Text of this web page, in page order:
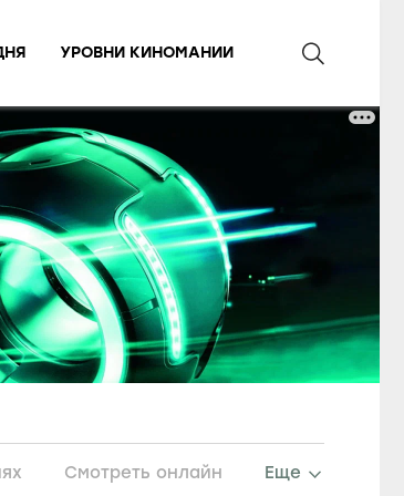
УРОВНИ КИНОМАНИИ
Смотреть онлайн Еще